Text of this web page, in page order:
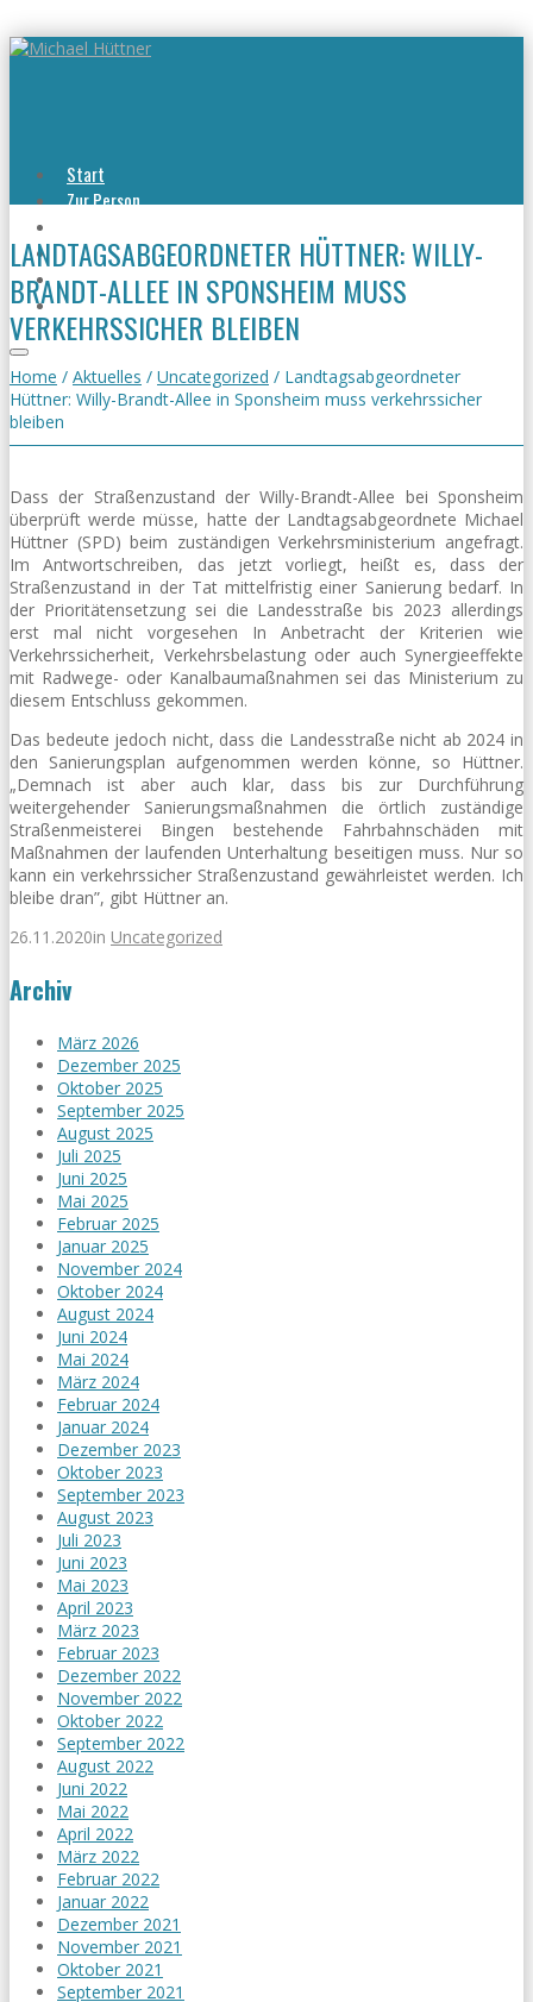
Start
Zur Person
Viel erreicht
Viel zu tun
Kontakt
LANDTAGSABGEORDNETER HÜTTNER: WILLY-
BRANDT-ALLEE IN SPONSHEIM MUSS
VERKEHRSSICHER BLEIBEN
Home / Aktuelles / Uncategorized / Landtagsabgeordneter
Hüttner: Willy-Brandt-Allee in Sponsheim muss verkehrssicher
bleiben
Dass der Straßenzustand der Willy-Brandt-Allee bei Sponsheim
überprüft werde müsse, hatte der Landtagsabgeordnete Michael
Hüttner (SPD) beim zuständigen Verkehrsministerium angefragt.
Im Antwortschreiben, das jetzt vorliegt, heißt es, dass der
Straßenzustand in der Tat mittelfristig einer Sanierung bedarf. In
der Prioritätensetzung sei die Landesstraße bis 2023 allerdings
erst mal nicht vorgesehen In Anbetracht der Kriterien wie
Verkehrssicherheit, Verkehrsbelastung oder auch Synergieeffekte
mit Radwege- oder Kanalbaumaßnahmen sei das Ministerium zu
diesem Entschluss gekommen.
Das bedeute jedoch nicht, dass die Landesstraße nicht ab 2024 in
den Sanierungsplan aufgenommen werden könne, so Hüttner.
„Demnach ist aber auch klar, dass bis zur Durchführung
weitergehender Sanierungsmaßnahmen die örtlich zuständige
Straßenmeisterei Bingen bestehende Fahrbahnschäden mit
Maßnahmen der laufenden Unterhaltung beseitigen muss. Nur so
kann ein verkehrssicher Straßenzustand gewährleistet werden. Ich
bleibe dran”, gibt Hüttner an.
26.11.2020in Uncategorized
Archiv
März 2026
Dezember 2025
Oktober 2025
September 2025
August 2025
Juli 2025
Juni 2025
Mai 2025
Februar 2025
Januar 2025
November 2024
Oktober 2024
August 2024
Juni 2024
Mai 2024
März 2024
Februar 2024
Januar 2024
Dezember 2023
Oktober 2023
September 2023
August 2023
Juli 2023
Juni 2023
Mai 2023
April 2023
März 2023
Februar 2023
Dezember 2022
November 2022
Oktober 2022
September 2022
August 2022
Juni 2022
Mai 2022
April 2022
März 2022
Februar 2022
Januar 2022
Dezember 2021
November 2021
Oktober 2021
September 2021